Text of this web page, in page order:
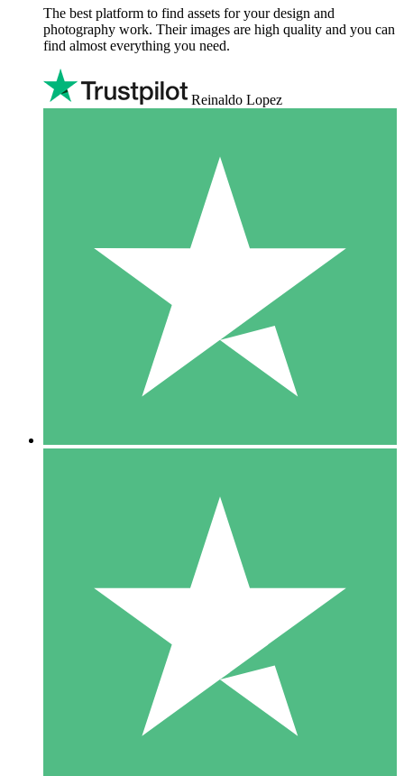
The best platform to find assets for your design and
photography work. Their images are high quality and you can
find almost everything you need.
Reinaldo Lopez